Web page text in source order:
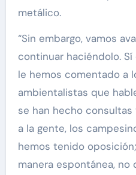
metálico.
“Sin embargo, vamos
continuar haciéndolo.
le hemos comentado a
ambientalistas que
se han hecho
a la gente, los
hemos tenido
manera espontánea,